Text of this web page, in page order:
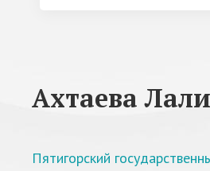
Ахтаева
Пятигорский